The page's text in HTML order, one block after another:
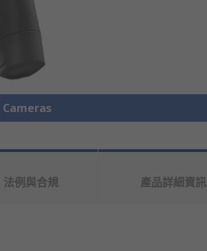
法例與合規 產品詳細資訊